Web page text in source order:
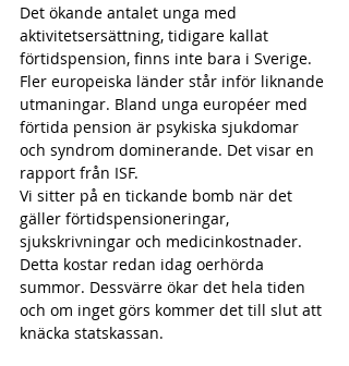
Det ökande antalet unga med
aktivitetsersättning, tidigare kallat
förtidspension, finns inte bara i Sverige.
Fler europeiska länder står inför liknande
utmaningar. Bland unga européer med
förtida pension är psykiska sjukdomar
och syndrom dominerande. Det visar en
rapport från ISF.
Vi sitter på en tickande bomb när det
gäller förtidspensioneringar,
sjukskrivningar och medicinkostnader.
Detta kostar redan idag oerhörda
summor. Dessvärre ökar det hela tiden
och om inget görs kommer det till slut att
knäcka statskassan.